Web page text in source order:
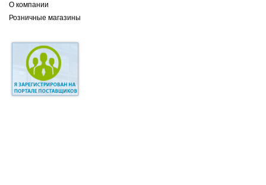
О компании
Розничные магазины